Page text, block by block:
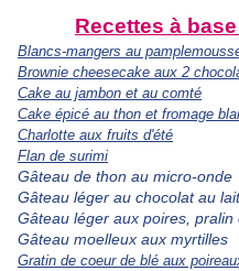
Recettes à
Blancs-mangers au
Brownie cheesecake aux 2
Cake au jambon et au comté
Cake épicé au thon et fromage
Charlotte aux fruits d'été
Flan de surimi
Gâteau de thon au micro-onde
Gâteau léger au chocolat au
Gâteau léger aux poires,
Gâteau moelleux aux myrtilles
Gratin de coeur de blé aux